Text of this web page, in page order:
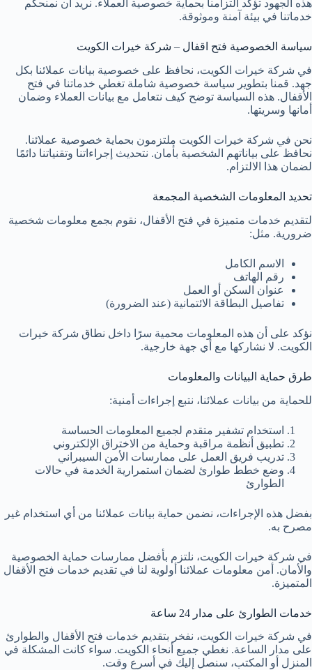
هذه الجهود تؤكد التزامنا بحماية خصوصية العملاء. نريد أن نمنحكم
خدماتنا في بيئة آمنة وموثوقة.
سياسة الخصوصية فتح اقفال – شركة خيرات الكويت
في شركة خيرات الكويت، نحافظ على خصوصية بيانات عملائنا بكل
جهد. قمنا بتطوير سياسة خصوصية شاملة تغطي خدماتنا في فتح
الأقفال. هذه السياسة توضح كيف نتعامل مع بيانات العملاء وضمان
أمانها وسريتها.
نحن في شركة خيرات الكويت ملتزمون بحماية خصوصية عملائنا.
نحافظ على بياناتهم الشخصية بأمان. نتحديث إجراءاتنا وتقنياتنا دائمًا
لضمان هذا الالتزام.
تحديد المعلومات الشخصية المجمعة
لتقديم خدمات متميزة في فتح الأقفال، نقوم بجمع معلومات شخصية
ضرورية. مثل:
الاسم الكامل
رقم الهاتف
عنوان السكن أو العمل
تفاصيل البطاقة الائتمانية (عند الضرورة)
نؤكد على أن هذه المعلومات محمية سرًا داخل نطاق شركة خيرات
الكويت. لا نشاركها مع أي جهة خارجية.
طرق حماية البيانات والمعلومات
للحماية من بيانات عملائنا، نتبع إجراءات أمنية:
استخدام تشفير متقدم لجميع المعلومات الحساسة
تطبيق أنظمة مراقبة وحماية من الاختراق الإلكتروني
تدريب فريق العمل على ممارسات الأمن السيبراني
وضع خطط طوارئ لضمان استمرارية الخدمة في حالات
الطوارئ
بفضل هذه الإجراءات، نضمن حماية بيانات عملائنا من أي استخدام غير
مصرح به.
في شركة خيرات الكويت، نلتزم بأفضل ممارسات حماية الخصوصية
والأمان. أمن معلومات عملائنا أولوية لنا في تقديم خدمات فتح الأقفال
المتميزة.
خدمات الطوارئ على مدار 24 ساعة
في شركة خيرات الكويت، نفخر بتقديم خدمات فتح الأقفال والطوارئ
على مدار الساعة. نغطي جميع أنحاء الكويت. سواء كانت المشكلة في
المنزل أو المكتب، سنصل إليك في أسرع وقت.